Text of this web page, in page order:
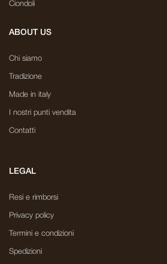
Ciondoli
ABOUT US
Chi siamo
Tradizione
Made in italy
I nostri punti vendita
Contatti
LEGAL
Resi e rimborsi
Privacy policy
Termini e condizioni
Spedizioni